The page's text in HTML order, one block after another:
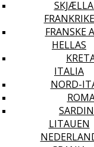
FRANKRIKE
FRANSKE
HELLAS
ITALIA
NORD-
LITAUEN